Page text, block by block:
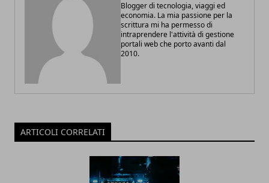
Blogger di tecnologia, viaggi ed
economia. La mia passione per la
scrittura mi ha permesso di
intraprendere l'attività di gestione
portali web che porto avanti dal
2010.
ARTICOLI CORRELATI